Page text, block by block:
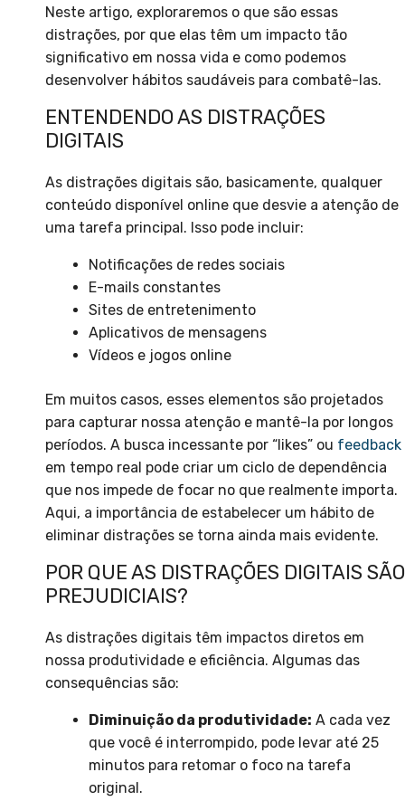
Neste artigo, exploraremos o que são essas
distrações, por que elas têm um impacto tão
significativo em nossa vida e como podemos
desenvolver hábitos saudáveis para combatê-las.
ENTENDENDO AS DISTRAÇÕES
DIGITAIS
As distrações digitais são, basicamente, qualquer
conteúdo disponível online que desvie a atenção de
uma tarefa principal. Isso pode incluir:
Notificações de redes sociais
E-mails constantes
Sites de entretenimento
Aplicativos de mensagens
Vídeos e jogos online
Em muitos casos, esses elementos são projetados
para capturar nossa atenção e mantê-la por longos
períodos. A busca incessante por “likes” ou feedback
em tempo real pode criar um ciclo de dependência
que nos impede de focar no que realmente importa.
Aqui, a importância de estabelecer um hábito de
eliminar distrações se torna ainda mais evidente.
POR QUE AS DISTRAÇÕES DIGITAIS SÃO
PREJUDICIAIS?
As distrações digitais têm impactos diretos em
nossa produtividade e eficiência. Algumas das
consequências são:
Diminuição da produtividade: A cada vez
que você é interrompido, pode levar até 25
minutos para retomar o foco na tarefa
original.